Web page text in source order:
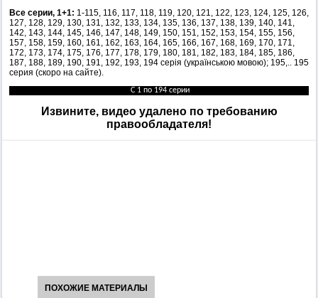
Все серии, 1+1: 1-115, 116, 117, 118, 119, 120, 121, 122, 123, 124, 125, 126,
127, 128, 129, 130, 131, 132, 133, 134, 135, 136, 137, 138, 139, 140, 141,
142, 143, 144, 145, 146, 147, 148, 149, 150, 151, 152, 153, 154, 155, 156,
157, 158, 159, 160, 161, 162, 163, 164, 165, 166, 167, 168, 169, 170, 171,
172, 173, 174, 175, 176, 177, 178, 179, 180, 181, 182, 183, 184, 185, 186,
187, 188, 189, 190, 191, 192, 193, 194 серія (українською мовою); 195,.. 195
серия (скоро на сайте).
С 1 по 194 cерии
Извините, видео удалено по требованию
правообладателя!
ПОХОЖИЕ МАТЕРИАЛЫ